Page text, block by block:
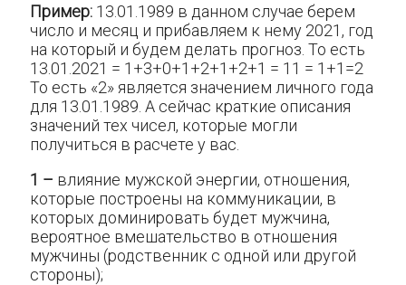
Пример: 13.01.1989 в данном случае берем
число и месяц и прибавляем к нему 2021, год
на который и будем делать прогноз. То есть
13.01.2021 = 1+3+0+1+2+1+2+1 = 11 = 1+1=2
То есть «2» является значением личного года
для 13.01.1989. А сейчас краткие описания
значений тех чисел, которые могли
получиться в расчете у вас.
1 – влияние мужской энергии, отношения,
которые построены на коммуникации, в
которых доминировать будет мужчина,
вероятное вмешательство в отношения
мужчины (родственник с одной или другой
стороны);